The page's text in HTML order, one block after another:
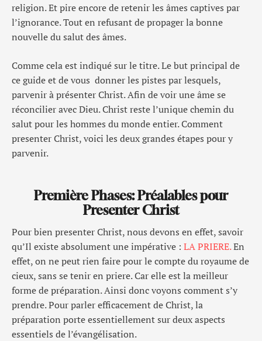
religion. Et pire encore de retenir les âmes captives par
l’ignorance. Tout en refusant de propager la bonne
nouvelle du salut des âmes.
Comme cela est indiqué sur le titre. Le but principal de
ce guide et de vous donner les pistes par lesquels,
parvenir à présenter Christ. Afin de voir une âme se
réconcilier avec Dieu. Christ reste l’unique chemin du
salut pour les hommes du monde entier. Comment
presenter Christ, voici les deux grandes étapes pour y
parvenir.
Première Phases: Préalables pour
Presenter Christ
Pour bien presenter Christ, nous devons en effet, savoir
qu’Il existe absolument une impérative : LA PRIERE.En
effet, on ne peut rien faire pour le compte du royaume de
cieux, sans se tenir en priere. Car elle est la meilleur
forme de préparation. Ainsi donc voyons comment s’y
prendre. Pour parler efficacement de Christ, la
préparation porte essentiellement sur deux aspects
essentiels de l’évangélisation.